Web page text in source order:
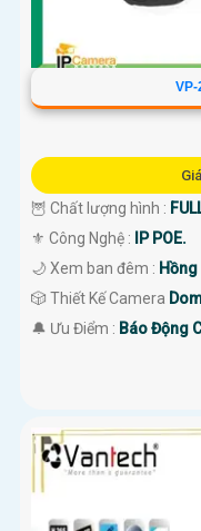
VP-
🦉 Chất lượng hình :
⚜️ Công Nghệ :
IP POE.
🌙 Xem ban đêm :
🎲 Thiết Kế Camera
️🔔 Ưu Điểm : Báo Động